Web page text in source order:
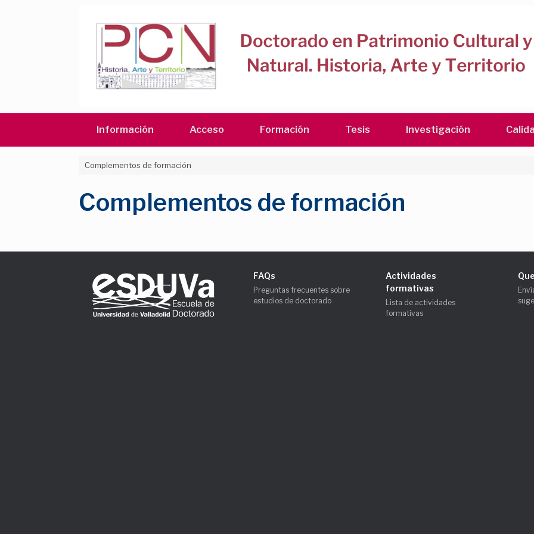
Información Acceso Formación Tesis Investigación
Complementos de formación
Complementos de formación
FAQs
Preguntas frecuentes sobre
estudios de doctorado
Actividades
formativas
Lista de actividades
formativas